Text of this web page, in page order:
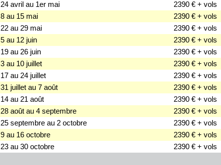
24 avril au 1er mai
2390 € + vols
8 au 15 mai
2390 € + vols
22 au 29 mai
2390 € + vols
5 au 12 juin
2390 € + vols
19 au 26 juin
2390 € + vols
3 au 10 juillet
2390 € + vols
17 au 24 juillet
2390 € + vols
31 juillet au 7 août
2390 € + vols
14 au 21 août
2390 € + vols
28 août au 4 septembre
2390 € + vols
25 septembre au 2 octobre
2390 € + vols
9 au 16 octobre
2390 € + vols
23 au 30 octobre
2390 € + vols